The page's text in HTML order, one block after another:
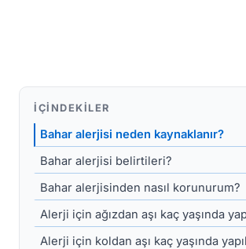
İÇINDEKILER
Bahar alerjisi neden kaynaklanır?
Bahar alerjisi belirtileri?
Bahar alerjisinden nasıl korunurum?
Alerji için ağızdan aşı kaç yaşında
Alerji için koldan aşı kaç yaşında